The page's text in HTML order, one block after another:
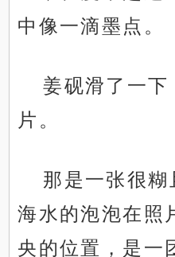
中像一滴墨点。
姜砚滑了一下
片。
那是一张很糊
海水的泡泡在照
央的位置，是一